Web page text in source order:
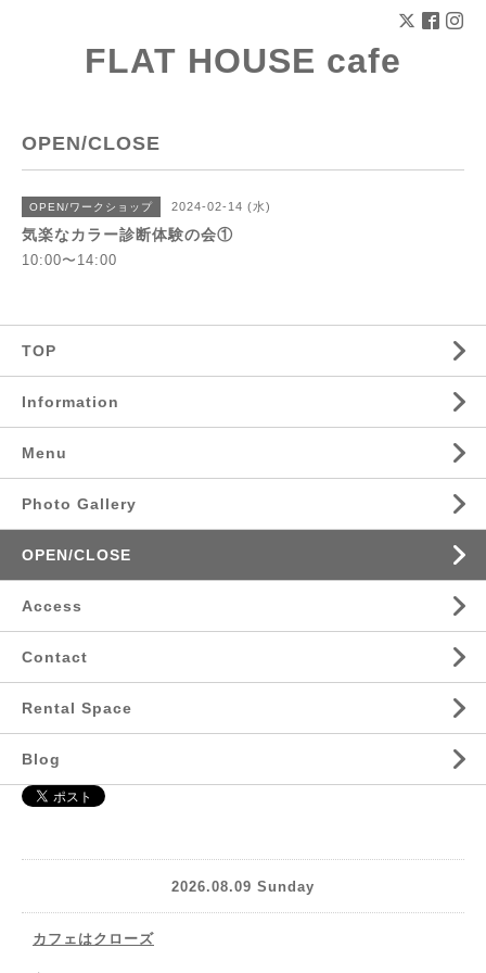
FLAT HOUSE cafe
OPEN/CLOSE
OPEN/ワークショップ 2024-02-14 (水)
気楽なカラー診断体験の会①
10:00〜14:00
TOP
Information
Menu
Photo Gallery
OPEN/CLOSE
Access
Contact
Rental Space
Blog
2026.08.09 Sunday
カフェはクローズ